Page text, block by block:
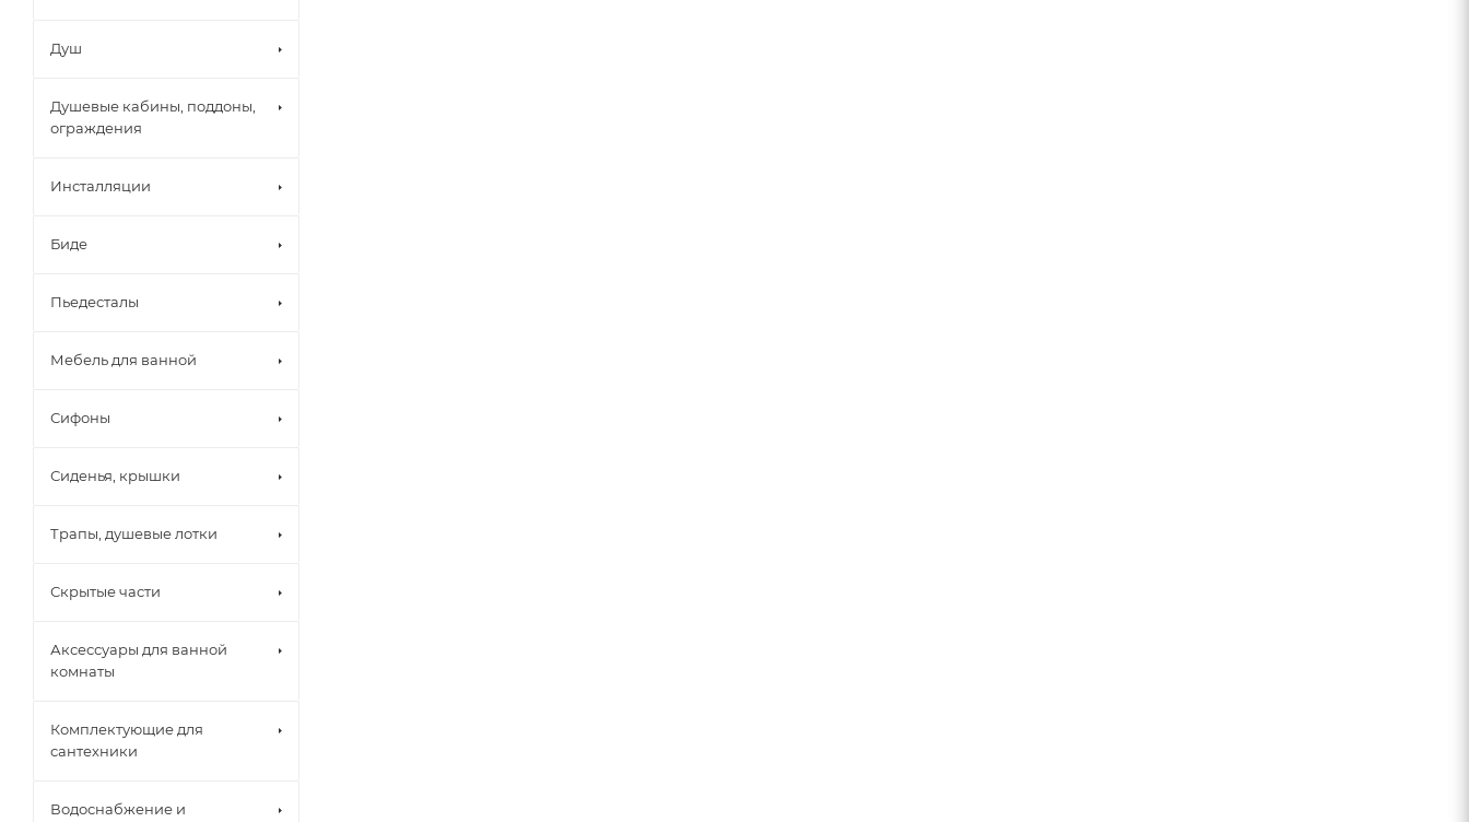
Душ
Душевые кабины, поддоны,
ограждения
Инсталляции
Биде
Пьедесталы
Мебель для ванной
Сифоны
Сиденья, крышки
Трапы, душевые лотки
Скрытые части
Аксессуары для ванной
комнаты
Комплектующие для
сантехники
Водоснабжение и